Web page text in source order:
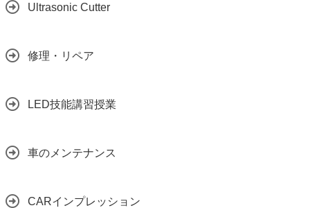
Ultrasonic Cutter
修理・リペア
LED技能講習授業
車のメンテナンス
CARインプレッション